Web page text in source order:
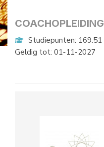
COACHOPLEIDING
Studiepunten: 169.51
Geldig tot: 01-11-2027